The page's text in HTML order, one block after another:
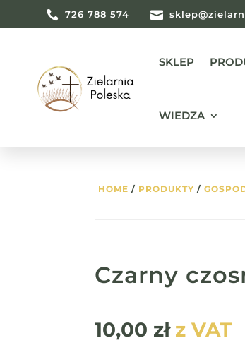
 726 788 574 
SKLEP
WIEDZA
HOME / PRODUKTY /
Czarny
10,00 zł z VAT